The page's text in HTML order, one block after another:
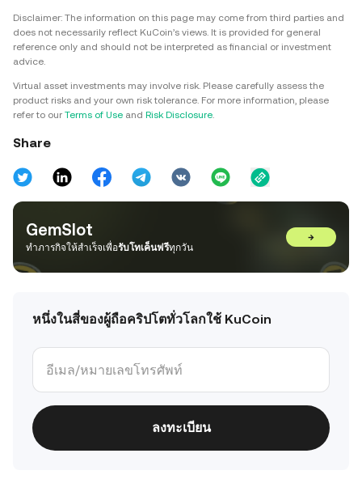
Disclaimer: The information on this page may come from third parties and
does not necessarily reflect KuCoin’s views. It is provided for general
reference only and should not be interpreted as financial or investment
advice.
Virtual asset investments may involve risk. Please carefully assess the
product risks and your own risk tolerance. For more information, please
refer to our Terms of Use and Risk Disclosure.
Share
GemSlot
ทำภารกิจให้สำเร็จเพื่อรับโทเค็นฟรีทุกวัน
→
หนึ่งในสี่ของผู้ถือคริปโตทั่วโลกใช้ KuCoin
ลงทะเบียน